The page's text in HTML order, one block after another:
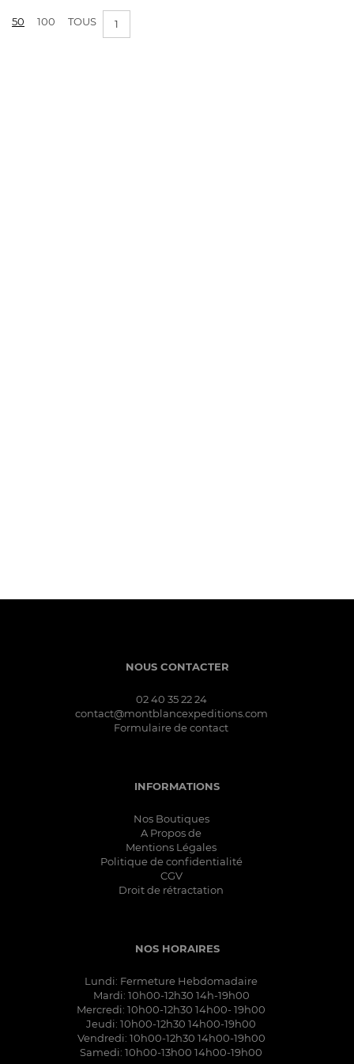
50 100 TOUS 1
NOUS CONTACTER
02 40 35 22 24
contact@montblancexpeditions.com
Formulaire de contact
INFORMATIONS
Nos Boutiques
A Propos de
Mentions Légales
Politique de confidentialité
CGV
Droit de rétractation
NOS HORAIRES
Lundi: Fermeture Hebdomadaire
Mardi: 10h00-12h30 14h-19h00
Mercredi: 10h00-12h30 14h00- 19h00
Jeudi: 10h00-12h30 14h00-19h00
Vendredi: 10h00-12h30 14h00-19h00
Samedi: 10h00-13h00 14h00-19h00